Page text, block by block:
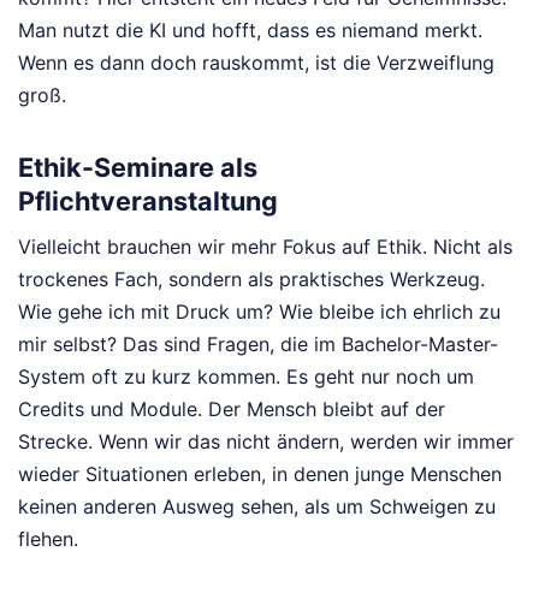
Man nutzt die KI und hofft, dass es niemand merkt.
Wenn es dann doch rauskommt, ist die Verzweiflung
groß.
Ethik-Seminare als
Pflichtveranstaltung
Vielleicht brauchen wir mehr Fokus auf Ethik. Nicht als
trockenes Fach, sondern als praktisches Werkzeug.
Wie gehe ich mit Druck um? Wie bleibe ich ehrlich zu
mir selbst? Das sind Fragen, die im Bachelor-Master-
System oft zu kurz kommen. Es geht nur noch um
Credits und Module. Der Mensch bleibt auf der
Strecke. Wenn wir das nicht ändern, werden wir immer
wieder Situationen erleben, in denen junge Menschen
keinen anderen Ausweg sehen, als um Schweigen zu
flehen.